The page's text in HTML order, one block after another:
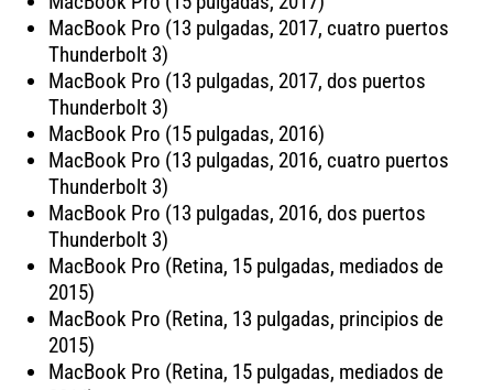
MacBook Pro (13 pulgadas, 2017, cuatro puertos
Thunderbolt 3)
MacBook Pro (13 pulgadas, 2017, dos puertos
Thunderbolt 3)
MacBook Pro (15 pulgadas, 2016)
MacBook Pro (13 pulgadas, 2016, cuatro puertos
Thunderbolt 3)
MacBook Pro (13 pulgadas, 2016, dos puertos
Thunderbolt 3)
MacBook Pro (Retina, 15 pulgadas, mediados de
2015)
MacBook Pro (Retina, 13 pulgadas, principios de
2015)
MacBook Pro (Retina, 15 pulgadas, mediados de